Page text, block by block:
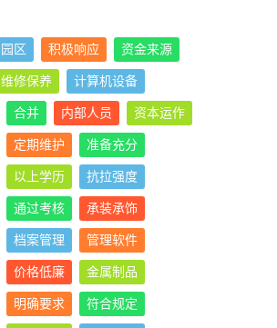
园区 积极响应 资金来源
维修保养 计算机设备
合并 内部人员 资本运作
定期维护 准备充分
以上学历 抗拉强度
通过考核 承装承饰
档案管理 管理软件
价格低廉 金属制品
明确要求 符合规定